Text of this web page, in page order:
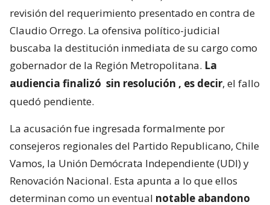
revisión del requerimiento presentado en contra de
Claudio Orrego. La ofensiva político-judicial
buscaba la destitución inmediata de su cargo como
gobernador de la Región Metropolitana. La
audiencia finalizó sin resolución , es decir, el fallo
quedó pendiente.
La acusación fue ingresada formalmente por
consejeros regionales del Partido Republicano, Chile
Vamos, la Unión Demócrata Independiente (UDI) y
Renovación Nacional. Esta apunta a lo que ellos
determinan como un eventual notable abandono